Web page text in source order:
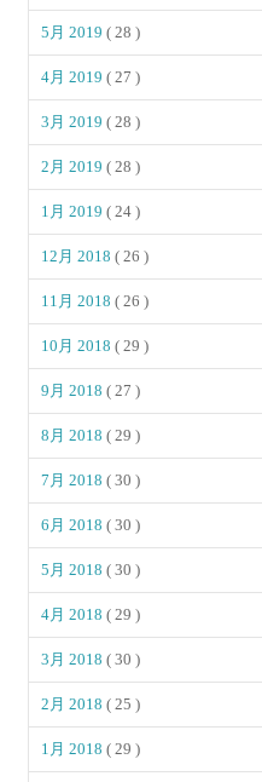
5月 2019( 28 )
4月 2019( 27 )
3月 2019( 28 )
2月 2019( 28 )
1月 2019( 24 )
12月 2018( 26 )
11月 2018( 26 )
10月 2018( 29 )
9月 2018( 27 )
8月 2018( 29 )
7月 2018( 30 )
6月 2018( 30 )
5月 2018( 30 )
4月 2018( 29 )
3月 2018( 30 )
2月 2018( 25 )
1月 2018( 29 )